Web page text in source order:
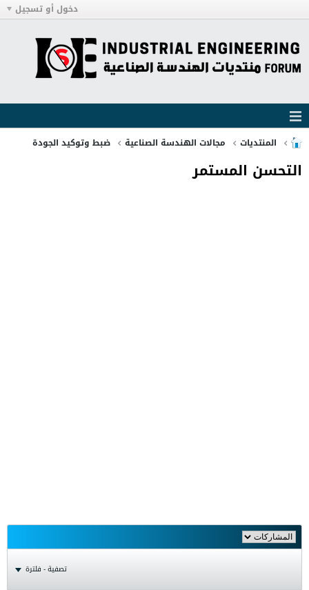
دخول أو تسجيل
المنتديات مجالات الهندسة الصناعية ضبط وتوكيد الجودة
التحسن المستمر
تصفية - فلترة